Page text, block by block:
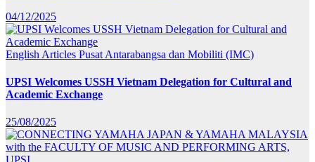
04/12/2025
English Articles Pusat Antarabangsa dan Mobiliti (IMC)
UPSI Welcomes USSH Vietnam Delegation for Cultural and
Academic Exchange
25/08/2025